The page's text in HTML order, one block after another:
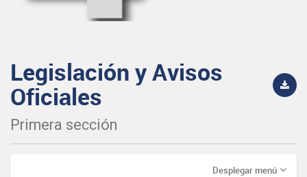
Legislación y Avisos
Oficiales
Primera sección
Desplegar menú